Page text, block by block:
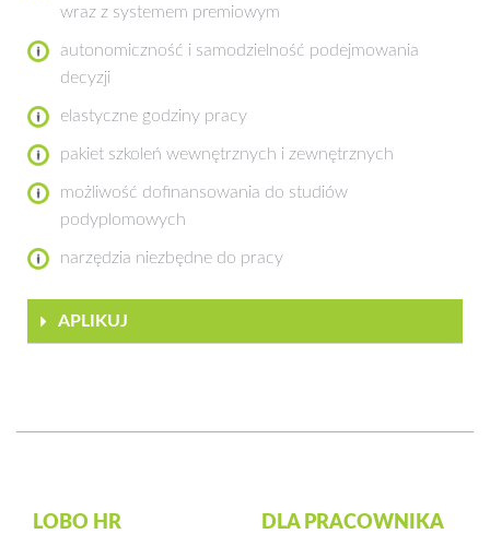
wraz z systemem premiowym
autonomiczność i samodzielność podejmowania
decyzji
elastyczne godziny pracy
pakiet szkoleń wewnętrznych i zewnętrznych
możliwość dofinansowania do studiów
podyplomowych
narzędzia niezbędne do pracy
APLIKUJ
LOBO HR DLA PRACOWNIKA